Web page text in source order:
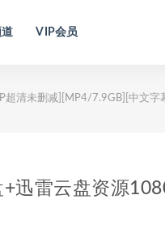
VIP会员
超清未删减][MP4/7.9GB][中文字
迅雷云盘资源